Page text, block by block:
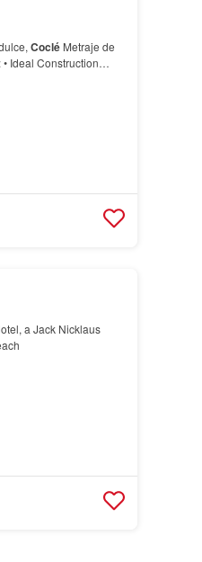
CocléMetraje de
Ideal Construction
a Jack Nicklaus